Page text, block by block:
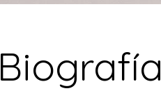
Biografía